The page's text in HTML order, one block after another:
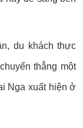
du khách thực
thẳng một
Nga xuất hiện ở